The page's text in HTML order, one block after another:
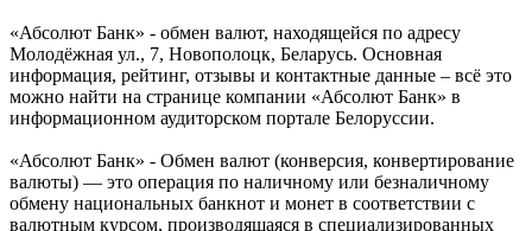
«Абсолют Банк» - обмен валют, находящейся по адресу
Молодёжная ул., 7, Новополоцк, Беларусь. Основная
информация, рейтинг, отзывы и контактные данные – всё это
можно найти на странице компании «Абсолют Банк» в
информационном аудиторском портале Белоруссии.
«Абсолют Банк» - Обмен валют (конверсия, конвертирование
валюты) — это операция по наличному или безналичному
обмену национальных банкнот и монет в соответствии с
валютным курсом, производящаяся в специализированных